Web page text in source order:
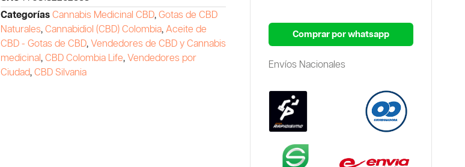
Categorías Cannabis Medicinal CBD,Gotas de CBD
Naturales,Cannabidiol (CBD) Colombia,Aceite de
CBD - Gotas de CBD, Vendedores de CBD y Cannabis
medicinal,CBD Colombia Life, Vendedores por
Ciudad,CBD Silvania
Comprar por whatsapp
Envíos Nacionales